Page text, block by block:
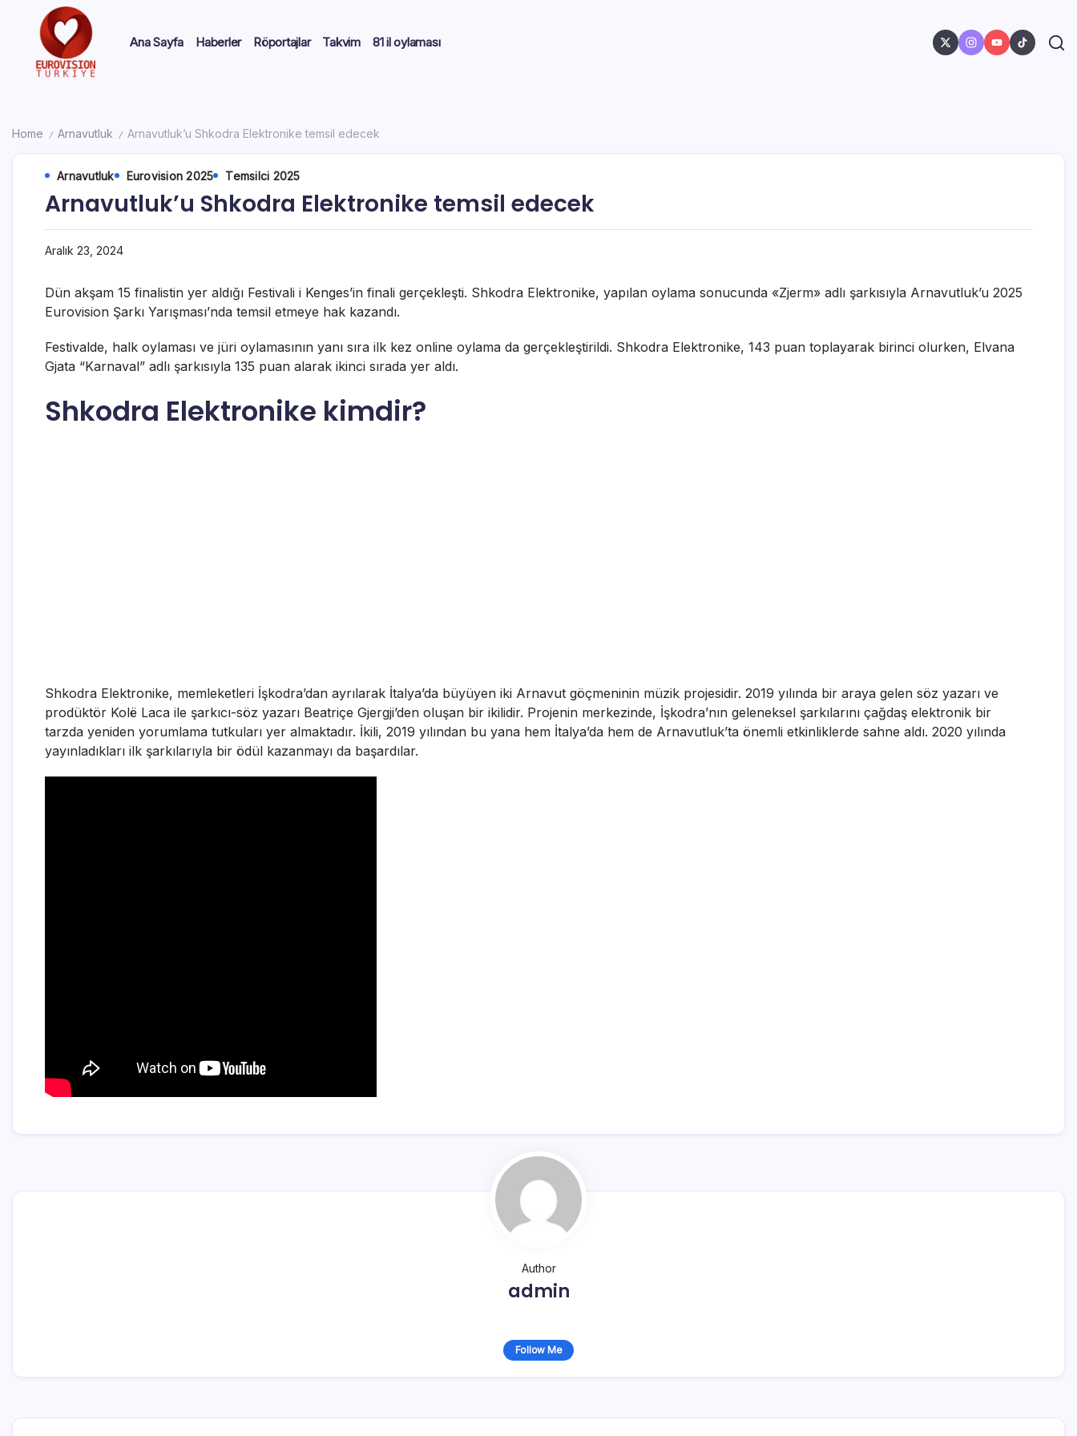
Ana Sayfa Haberler Röportajlar Takvim 81 il oylaması
Home / Arnavutluk / Arnavutluk’u Shkodra Elektronike temsil edecek
Arnavutluk Eurovision 2025 Temsilci 2025
Arnavutluk’u Shkodra Elektronike temsil edecek
Aralık 23, 2024
Dün akşam 15 finalistin yer aldığı Festivali i Kenges’in finali gerçekleşti. Shkodra Elektronike, yapılan oylama sonucunda «Zjerm» adlı şarkısıyla Arnavutluk’u 2025
Eurovision Şarkı Yarışması’nda temsil etmeye hak kazandı.
Festivalde, halk oylaması ve jüri oylamasının yanı sıra ilk kez online oylama da gerçekleştirildi. Shkodra Elektronike, 143 puan toplayarak birinci olurken, Elvana
Gjata “Karnaval” adlı şarkısıyla 135 puan alarak ikinci sırada yer aldı.
Shkodra Elektronike kimdir?
Shkodra Elektronike, memleketleri İşkodra’dan ayrılarak İtalya’da büyüyen iki Arnavut göçmeninin müzik projesidir. 2019 yılında bir araya gelen söz yazarı ve
prodüktör Kolë Laca ile şarkıcı-söz yazarı Beatriçe Gjergji’den oluşan bir ikilidir. Projenin merkezinde, İşkodra’nın geleneksel şarkılarını çağdaş elektronik bir
tarzda yeniden yorumlama tutkuları yer almaktadır. İkili, 2019 yılından bu yana hem İtalya’da hem de Arnavutluk’ta önemli etkinliklerde sahne aldı. 2020 yılında
yayınladıkları ilk şarkılarıyla bir ödül kazanmayı da başardılar.
Author
admin
Follow Me